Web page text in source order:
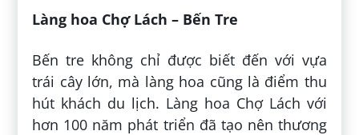
Làng hoa Chợ Lách – Bến Tre
Bến tre không chỉ được biết đến với vựa
trái cây lớn, mà làng hoa cũng là điểm thu
hút khách du lịch. Làng hoa Chợ Lách với
hơn 100 năm phát triển đã tạo nên thương